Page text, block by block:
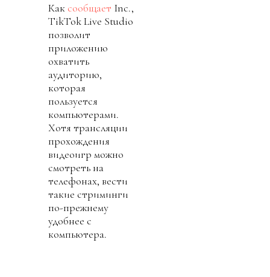
Как сообщает Inc.,
TikTok Live Studio
позволит
приложению
охватить
аудиторию,
которая
пользуется
компьютерами.
Хотя трансляции
прохождения
видеоигр можно
смотреть на
телефонах, вести
такие стриминги
по-прежнему
удобнее с
компьютера.